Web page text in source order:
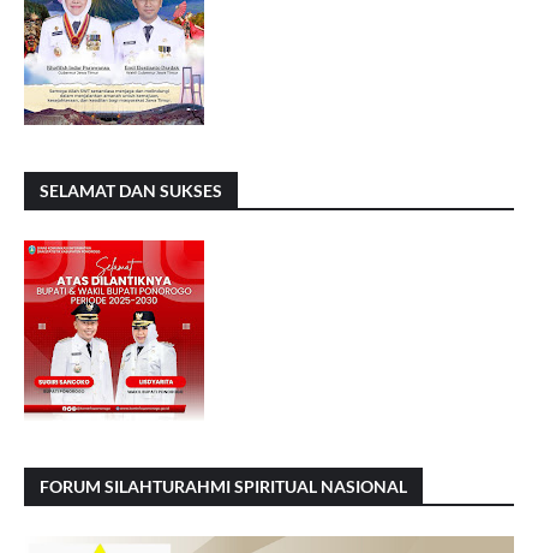
SELAMAT DAN SUKSES
FORUM SILAHTURAHMI SPIRITUAL NASIONAL